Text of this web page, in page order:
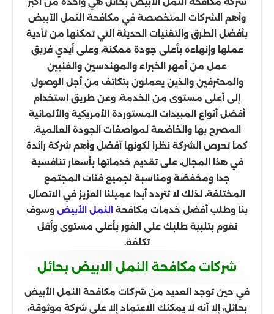
وأهم الشركات المتخصصة في مكافحة النمل الأبيض
بأفضل الطرق والتقنيات الحديثة التي تمكنها من تأدية
عملها وإنهاءه بأعلى جودة ممكنة، وعلى أيدي فريق
عمل من أمهر الخبراء والمهندسين والفنيين
والمحترفين والذين يعملون بتكاتف من أجل الوصول
إلى أعلى مستوى من الخدمة، وعن طريق استخدام
أفضل أنواع المبيدات المستوردة الأمريكية والألمانية
المصرح بها والخاضعة لمواصفات الجودة العالمية.
كما تحرص الشركة نظرا لكونها أفضل وأهم شركة رائدة
في هذا المجال، على تقديم خدماتها بأسعار تنافسية
جدا ومخفضة ومناسبة لجميع فئات المجتمع
المختلفة، لذلك لا تتردد أبدا عميلنا العزيز في الاتصال
بنا وطلب أفضل خدمات مكافحة
النمل الأبيض وسوف
نقوم بتلبية طلبك على الفور بأعلى مستوى وأقل
تكلفة.
شركات مكافحة النمل الابيض بحائل
في حين توجد العديد من شركات مكافحة النمل الأبيض
بحائل، إلا أنه لا يمكنك الاعتماد إلا على شركة موثوقة،